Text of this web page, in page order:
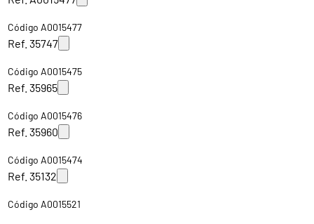
Código A0015477
Ref. 35747
Código A0015475
Ref. 35965
Código A0015476
Ref. 35960
Código A0015474
Ref. 35132
Código A0015521